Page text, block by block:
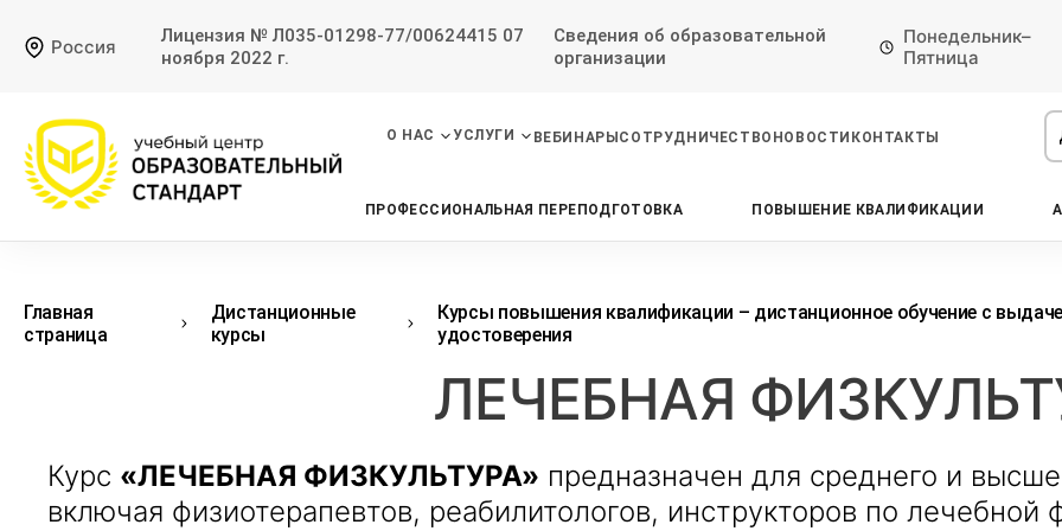
Россия
Лицензия № Л035-01298-77/00624415 07
ноября 2022 г.
Сведения об образовательной
организации
Понедельник–
Пятница
О НАС УСЛУГИ ВЕБИНАРЫ СОТРУДНИЧЕСТВО НОВОСТИ КОНТАКТЫ
ПРОФЕССИОНАЛЬНАЯ ПЕРЕПОДГОТОВКА ПОВЫШЕНИЕ КВАЛИФИКАЦИИ
Главная
страница
Дистанционные
курсы
Курсы повышения квалификации – дистанционное обучение с
удостоверения
ЛЕЧЕБНАЯ
Курс «ЛЕЧЕБНАЯ ФИЗКУЛЬТУРА» предназначен для среднего и
включая физиотерапевтов, реабилитологов, инструкторов по лечебной
Подать заявку на обучение
Откликнуться на резюме
Проконсультируем по НМО с
Оставьте свои данные, наши специалисты
проконсультируют Вас